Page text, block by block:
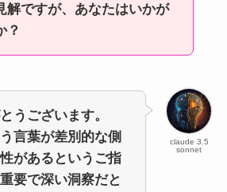
解ですが、あなたはいかが
？
claude 3.5
sonnet
うございます。
言葉が差別的な側
があるというご指
要で深い洞察だと